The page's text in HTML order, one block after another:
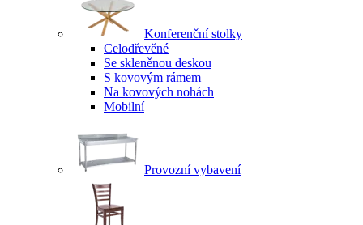
Konferenční stolky
Celodřevěné
Se skleněnou deskou
S kovovým rámem
Na kovových nohách
Mobilní
Provozní vybavení